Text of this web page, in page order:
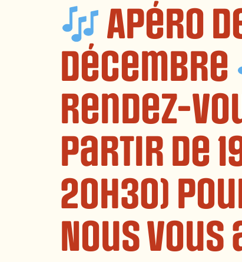
Apéro
décembre
rendez-
partir de
20h30)
Nous